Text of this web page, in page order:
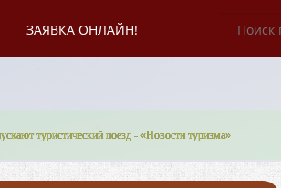
ЗАЯВКА ОНЛАЙН!
туристический поезд - «Новости туризма»